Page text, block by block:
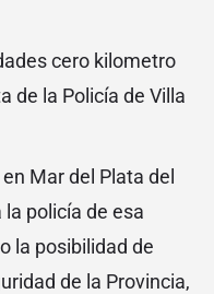
cero kilometro
de la Policía de Villa
Mar del Plata del
policía de esa
la posibilidad de
de la Provincia,